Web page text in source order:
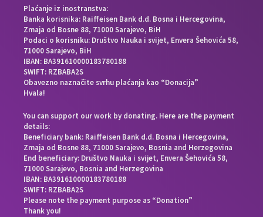
Plaćanje iz inostranstva:
Banka korisnika: Raiffeisen Bank d.d. Bosna i Hercegovina,
Zmaja od Bosne 88, 71000 Sarajevo, BiH
Podaci o korisniku: Društvo Nauka i svijet, Envera Šehovića 58,
71000 Sarajevo, BiH
IBAN: BA391610000183780188
SWIFT: RZBABA2S
Obavezno naznačite svrhu plaćanja kao “Donacija”
Hvala!
You can support our work by donating. Here are the payment
details:
Beneficiary bank: Raiffeisen Bank d.d. Bosna i Hercegovina,
Zmaja od Bosne 88, 71000 Sarajevo, Bosnia and Herzegovina
End beneficiary: Društvo Nauka i svijet, Envera Šehovića 58,
71000 Sarajevo, Bosnia and Herzegovina
IBAN: BA391610000183780188
SWIFT: RZBABA2S
Please note the payment purpose as “Donation”
Thank you!